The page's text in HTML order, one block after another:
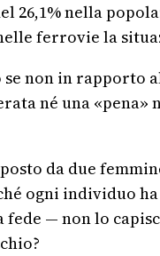
26,1% nella
ferrovie la
non in rapporto
né una
da due
ogni individuo
fede — non lo